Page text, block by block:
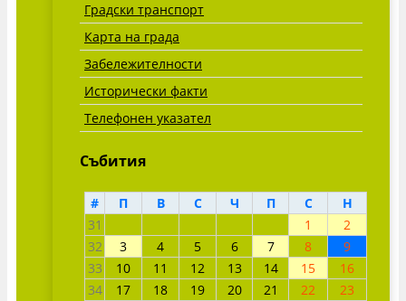
Градски транспорт
Карта на града
Забележителности
Исторически факти
Телефонен указател
Събития
# П В С Ч П С
Н
31
1
2
32
3 4 5 6 7 8
9
33
10 11 12 13 14 15
16
34
17 18 19 20 21 22
23